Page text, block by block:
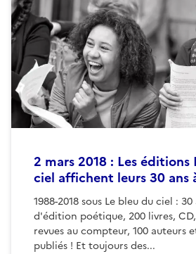
2 mars 2018 : Les éditions
ciel affichent leurs 30 ans
1988-2018 sous Le bleu du ciel :
d'édition poétique, 200 livres,
revues au compteur, 100 auteurs
publiés ! Et toujours des...